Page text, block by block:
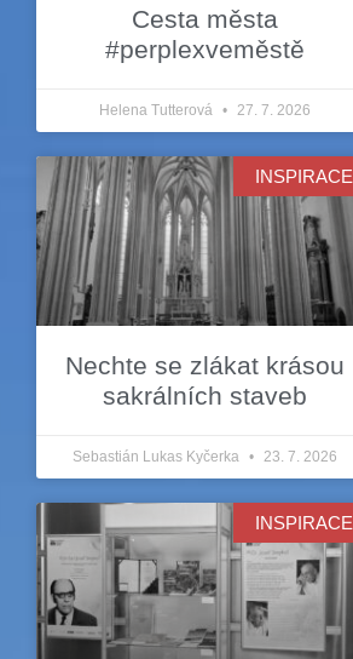
Cesta města
#perplexveměstě
Helena Tutterová 27. 7. 2026
INSPIRACE
Nechte se zlákat krásou
sakrálních staveb
Sebastián Lukas Kyčerka 23. 7. 2026
INSPIRACE